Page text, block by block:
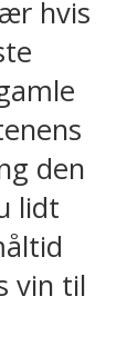
hvis
den
lidt
vin til